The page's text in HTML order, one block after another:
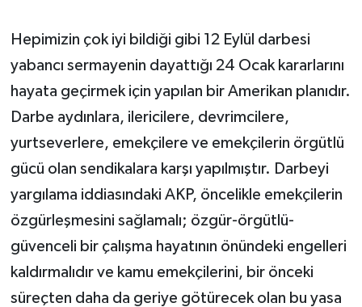
Hepimizin çok iyi bildiği gibi 12 Eylül darbesi
yabancı sermayenin dayattığı 24 Ocak kararlarını
hayata geçirmek için yapılan bir Amerikan planıdır.
Darbe aydınlara, ilericilere, devrimcilere,
yurtseverlere, emekçilere ve emekçilerin örgütlü
gücü olan sendikalara karşı yapılmıştır. Darbeyi
yargılama iddiasındaki AKP, öncelikle emekçilerin
özgürleşmesini sağlamalı; özgür-örgütlü-
güvenceli bir çalışma hayatının önündeki engelleri
kaldırmalıdır ve kamu emekçilerini, bir önceki
süreçten daha da geriye götürecek olan bu yasa